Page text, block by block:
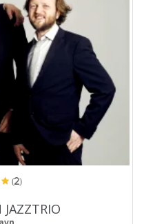
(2)
JAZZTRIO